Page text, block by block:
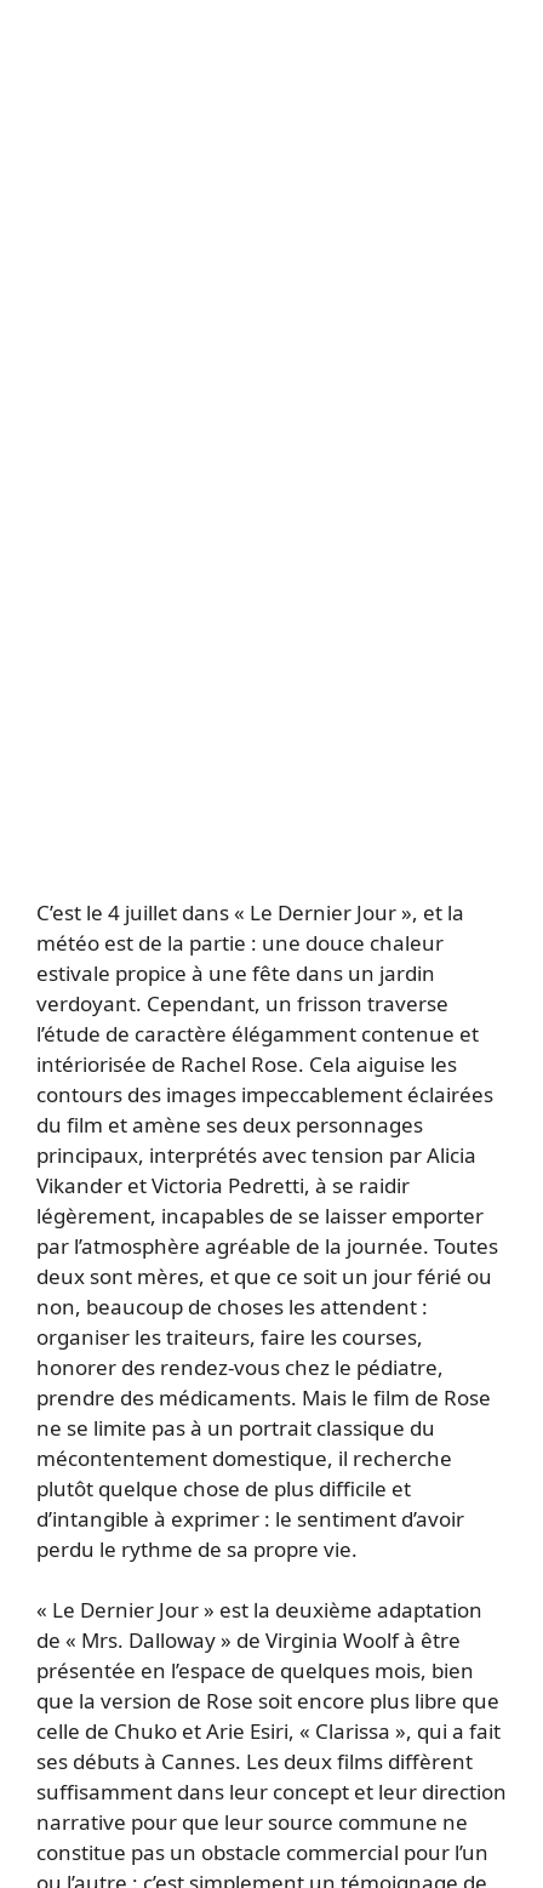
C’est le 4 juillet dans « Le Dernier Jour », et la
météo est de la partie : une douce chaleur
estivale propice à une fête dans un jardin
verdoyant. Cependant, un frisson traverse
l’étude de caractère élégamment contenue et
intériorisée de Rachel Rose. Cela aiguise les
contours des images impeccablement éclairées
du film et amène ses deux personnages
principaux, interprétés avec tension par Alicia
Vikander et Victoria Pedretti, à se raidir
légèrement, incapables de se laisser emporter
par l’atmosphère agréable de la journée. Toutes
deux sont mères, et que ce soit un jour férié ou
non, beaucoup de choses les attendent :
organiser les traiteurs, faire les courses,
honorer des rendez-vous chez le pédiatre,
prendre des médicaments. Mais le film de Rose
ne se limite pas à un portrait classique du
mécontentement domestique, il recherche
plutôt quelque chose de plus difficile et
d’intangible à exprimer : le sentiment d’avoir
perdu le rythme de sa propre vie.
« Le Dernier Jour » est la deuxième adaptation
de « Mrs. Dalloway » de Virginia Woolf à être
présentée en l’espace de quelques mois, bien
que la version de Rose soit encore plus libre que
celle de Chuko et Arie Esiri, « Clarissa », qui a fait
ses débuts à Cannes. Les deux films diffèrent
suffisamment dans leur concept et leur direction
narrative pour que leur source commune ne
constitue pas un obstacle commercial pour l’un